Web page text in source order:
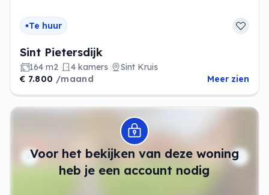
Te huur
Sint Pietersdijk
164 m2 4 kamers
Sint Kruis
€ 7.800 /maand Meer zien
Voor het bekijken van deze woning
heb je een account nodig
Modal openen